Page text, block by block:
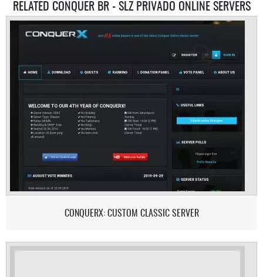
RELATED CONQUER BR - SLZ PRIVADO ONLINE SERVERS
CONQUERX: CUSTOM CLASSIC SERVER